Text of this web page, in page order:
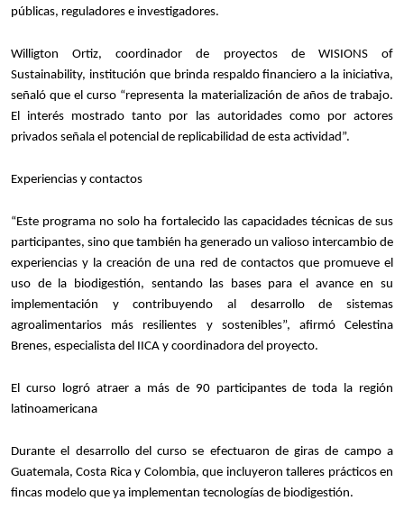
públicas, reguladores e investigadores.
Willigton Ortiz, coordinador de proyectos de WISIONS of
Sustainability, institución que brinda respaldo financiero a la iniciativa,
señaló que el curso “representa la materialización de años de trabajo.
El interés mostrado tanto por las autoridades como por actores
privados señala el potencial de replicabilidad de esta actividad”.
Experiencias y contactos
“Este programa no solo ha fortalecido las capacidades técnicas de sus
participantes, sino que también ha generado un valioso intercambio de
experiencias y la creación de una red de contactos que promueve el
uso de la biodigestión, sentando las bases para el avance en su
implementación y contribuyendo al desarrollo de sistemas
agroalimentarios más resilientes y sostenibles”, afirmó Celestina
Brenes, especialista del IICA y coordinadora del proyecto.
El curso logró atraer a más de 90 participantes de toda la región
latinoamericana
Durante el desarrollo del curso se efectuaron de giras de campo a
Guatemala, Costa Rica y Colombia, que incluyeron talleres prácticos en
fincas modelo que ya implementan tecnologías de biodigestión.